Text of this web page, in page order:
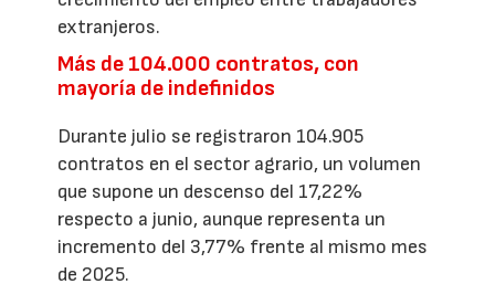
extranjeros.
Más de 104.000 contratos, con
mayoría de indefinidos
Durante julio se registraron 104.905
contratos en el sector agrario, un volumen
que supone un descenso del 17,22%
respecto a junio, aunque representa un
incremento del 3,77% frente al mismo mes
de 2025.